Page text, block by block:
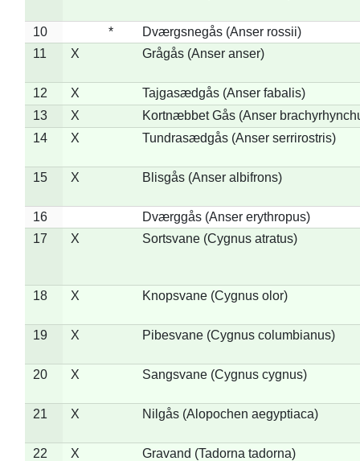
10 *
Dværgsnegås (Anser rossii)
11
X Grågås (Anser anser)
12 X
Tajgasædgås (Anser fabalis)
13
X
Kortnæbbet Gås (Anser
14
X Tundrasædgås (Anser serrirostris)
15 X Blisgås (Anser albifrons)
16
Dværggås (Anser erythropus)
17
X Sortsvane (Cygnus atratus)
18 X Knopsvane (Cygnus olor)
19 X Pibesvane (Cygnus columbianus)
20 X Sangsvane (Cygnus cygnus)
21 X Nilgås (Alopochen aegyptiaca)
22 X Gravand (Tadorna tadorna)